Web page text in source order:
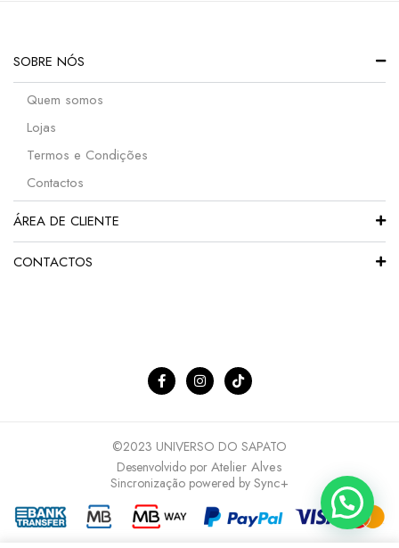
SOBRE NÓS
Quem somos
Lojas
Termos e Condições
Contactos
ÁREA DE CLIENTE
CONTACTOS
©2023 UNIVERSO DO SAPATO
Desenvolvido por Atelier Alves
Sincronização powered by Sync+